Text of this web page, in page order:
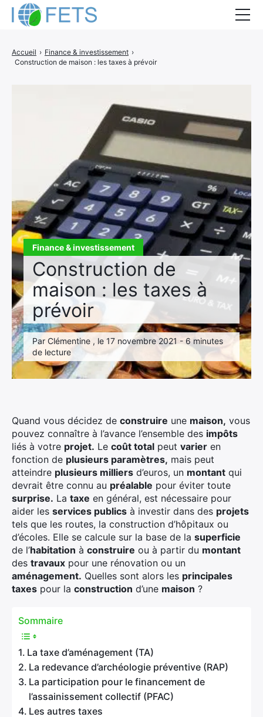
Finance & investissement
Construction de
maison : les taxes à
prévoir
Par Clémentine , le 17 novembre 2021 - 6 minutes
de lecture
Accueil › Finance & investissement ›
Construction de maison : les taxes à prévoir
Quand vous décidez de construire une maison, vous
pouvez connaître à l’avance l’ensemble des impôts
liés à votre projet. Le coût total peut varier en
fonction de plusieurs paramètres, mais peut
atteindre plusieurs milliers d’euros, un montant qui
devrait être connu au préalable pour éviter toute
surprise. La taxe en général, est nécessaire pour
aider les services publics à investir dans des projets
tels que les routes, la construction d’hôpitaux ou
d’écoles. Elle se calcule sur la base de la superficie
de l’habitation à construire ou à partir du montant
des travaux pour une rénovation ou un
aménagement. Quelles sont alors les principales
taxes pour la construction d’une maison ?
Sommaire
La taxe d’aménagement (TA)
La redevance d’archéologie préventive (RAP)
La participation pour le financement de
l’assainissement collectif (PFAC)
Les autres taxes
Actualités
Aides à la rénovation